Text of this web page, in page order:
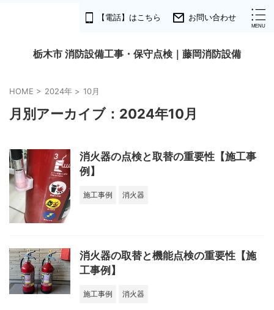
【電話】はこちら お問い合わせ
栃木市 消防設備工事・保守点検｜藤岡消防設備
HOME > 2024年 > 10月
月別アーカイブ：2024年10月
消火器の点検と取替の重要性【施工事
例】
施工事例 消火器
消火器の取替と機能点検の重要性【施
工事例】
施工事例 消火器